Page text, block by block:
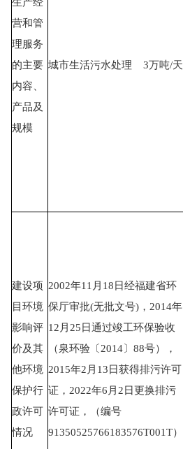
营和管
理服务
的主要
内容、
产品及
规模
城市生活污水处理 3万吨/天
建设项
目环境
影响评
价及其
他环境
保护行
政许可
情况
2002年11月18日经福建省环
保厅审批(无批文号)，2014年
12月25日通过竣工环保验收
（泉环验〔2014〕88号），
2015年2月13日获得排污许可
证，2022年6月2日更换排污
许可证，（编号
91350525766183576T001T）